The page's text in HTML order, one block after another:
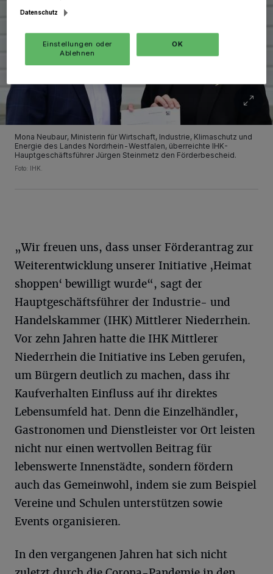
Mona Neubaur, Ministerin für Wirtschaft, Industrie, Klimaschutz und
Energie des Landes Nordrhein-Westfalen, überreichte IHK-
Hauptgeschäftsführer Jürgen Steinmetz den Förderbescheid.
Foto: IHK.
„Wir freuen uns, dass unser Förderantrag zur
Weiterentwicklung unserer Initiative ‚Heimat
shoppen‘ bewilligt wurde“, sagt der
Hauptgeschäftsführer der Industrie- und
Handelskammer (IHK) Mittlerer Niederrhein.
Vor zehn Jahren hatte die IHK Mittlerer
Niederrhein die Initiative ins Leben gerufen,
um Bürgern deutlich zu machen, dass ihr
Kaufverhalten Einfluss auf ihr direktes
Lebensumfeld hat. Denn die Einzelhändler,
Gastronomen und Dienstleister vor Ort leisten
nicht nur einen wertvollen Beitrag für
lebenswerte Innenstädte, sondern fördern
auch das Gemeinwohl, indem sie zum Beispiel
Vereine und Schulen unterstützen sowie
Events organisieren.
In den vergangenen Jahren hat sich nicht
Datenschutz
Einstellungen oder
Ablehnen
OK